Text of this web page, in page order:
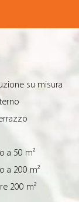
su misura
a 50 m²
a 200 m²
200 m²